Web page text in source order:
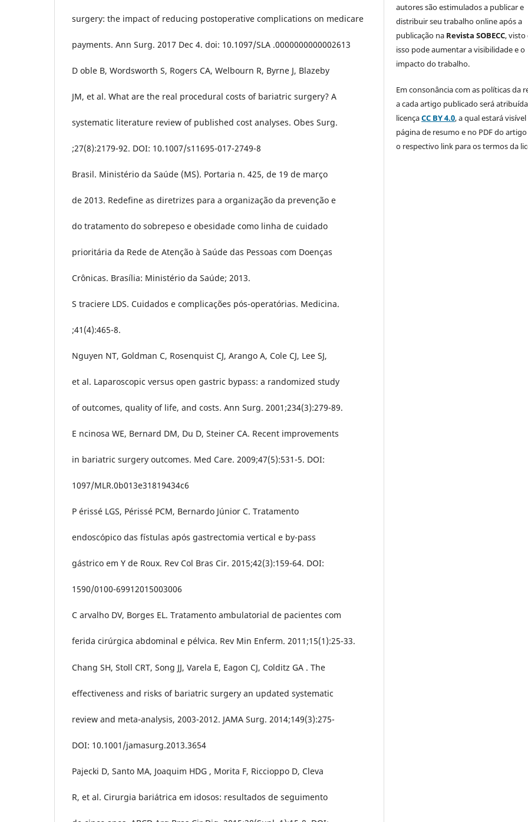
surgery: the impact of reducing postoperative complications on medicare
payments. Ann Surg. 2017 Dec 4. doi: 10.1097/SLA .0000000000002613
D oble B, Wordsworth S, Rogers CA, Welbourn R, Byrne J, Blazeby
JM, et al. What are the real procedural costs of bariatric surgery? A
systematic literature review of published cost analyses. Obes Surg.
;27(8):2179-92. DOI: 10.1007/s11695-017-2749-8
Brasil. Ministério da Saúde (MS). Portaria n. 425, de 19 de março
de 2013. Redefine as diretrizes para a organização da prevenção e
do tratamento do sobrepeso e obesidade como linha de cuidado
prioritária da Rede de Atenção à Saúde das Pessoas com Doenças
Crônicas. Brasília: Ministério da Saúde; 2013.
S traciere LDS. Cuidados e complicações pós-operatórias. Medicina.
;41(4):465-8.
Nguyen NT, Goldman C, Rosenquist CJ, Arango A, Cole CJ, Lee SJ,
et al. Laparoscopic versus open gastric bypass: a randomized study
of outcomes, quality of life, and costs. Ann Surg. 2001;234(3):279-89.
E ncinosa WE, Bernard DM, Du D, Steiner CA. Recent improvements
in bariatric surgery outcomes. Med Care. 2009;47(5):531-5. DOI:
1097/MLR.0b013e31819434c6
P érissé LGS, Périssé PCM, Bernardo Júnior C. Tratamento
endoscópico das fístulas após gastrectomia vertical e by-pass
gástrico em Y de Roux. Rev Col Bras Cir. 2015;42(3):159-64. DOI:
1590/0100-69912015003006
C arvalho DV, Borges EL. Tratamento ambulatorial de pacientes com
ferida cirúrgica abdominal e pélvica. Rev Min Enferm. 2011;15(1):25-33.
Chang SH, Stoll CRT, Song JJ, Varela E, Eagon CJ, Colditz GA . The
effectiveness and risks of bariatric surgery an updated systematic
review and meta-analysis, 2003-2012. JAMA Surg. 2014;149(3):275-
DOI: 10.1001/jamasurg.2013.3654
Pajecki D, Santo MA, Joaquim HDG , Morita F, Riccioppo D, Cleva
R, et al. Cirurgia bariátrica em idosos: resultados de seguimento
autores são estimulados a publicar e
distribuir seu trabalho online após a
publicação na Revista SOBECC, visto
isso pode aumentar a visibilidade e o
impacto do trabalho.
Em consonância com as políticas da
a cada artigo publicado será
licençaCC BY 4.0, a qual estará
página de resumo e no PDF do
o respectivo link para os termos da